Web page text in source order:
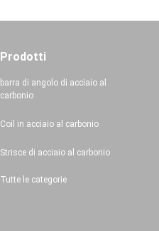
Prodotti
barra di angolo di acciaio al
carbonio
Coil in acciaio al carbonio
Strisce di acciaio al carbonio
Tutte le categorie